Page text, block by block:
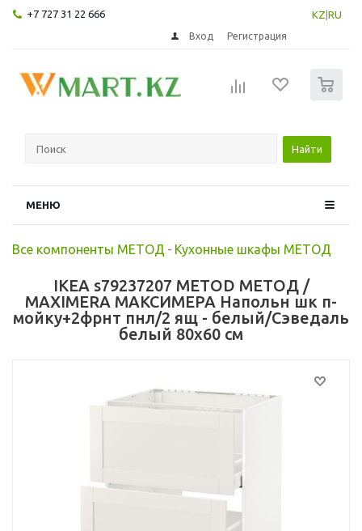
+7 727 31 22 666 KZ RU
Вход Регистрация
Найти
МЕНЮ
Все компоненты МЕТОД - Кухонные шкафы МЕТОД
IKEA s79237207 METOD МЕТОД /
MAXIMERA МАКСИМЕРА Напольн шк п-
мойку+2фрнт пнл/2 ящ - белый/Сэведаль
белый 80x60 см